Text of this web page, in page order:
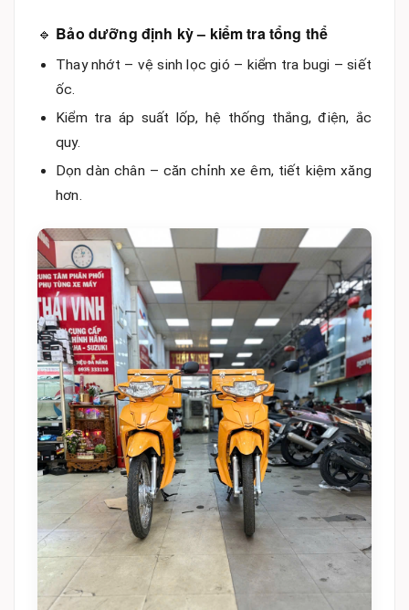
🔹 Bảo dưỡng định kỳ – kiểm tra tổng thể
Thay nhớt – vệ sinh lọc gió – kiểm tra bugi – siết
ốc.
Kiểm tra áp suất lốp, hệ thống thắng, điện, ắc
quy.
Dọn dàn chân – căn chỉnh xe êm, tiết kiệm xăng
hơn.